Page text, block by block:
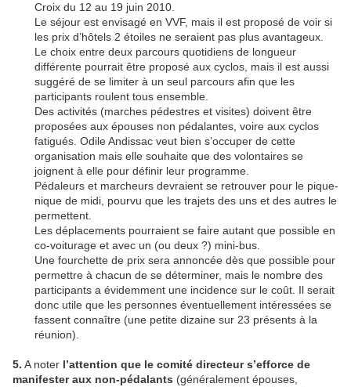
Croix du 12 au 19 juin 2010.
Le séjour est envisagé en VVF, mais il est proposé de voir si
les prix d’hôtels 2 étoiles ne seraient pas plus avantageux.
Le choix entre deux parcours quotidiens de longueur
différente pourrait être proposé aux cyclos, mais il est aussi
suggéré de se limiter à un seul parcours afin que les
participants roulent tous ensemble.
Des activités (marches pédestres et visites) doivent être
proposées aux épouses non pédalantes, voire aux cyclos
fatigués. Odile Andissac veut bien s’occuper de cette
organisation mais elle souhaite que des volontaires se
joignent à elle pour définir leur programme.
Pédaleurs et marcheurs devraient se retrouver pour le pique-
nique de midi, pourvu que les trajets des uns et des autres le
permettent.
Les déplacements pourraient se faire autant que possible en
co-voiturage et avec un (ou deux ?) mini-bus.
Une fourchette de prix sera annoncée dès que possible pour
permettre à chacun de se déterminer, mais le nombre des
participants a évidemment une incidence sur le coût. Il serait
donc utile que les personnes éventuellement intéressées se
fassent connaître (une petite dizaine sur 23 présents à la
réunion).
5. A noter l’attention que le comité directeur s’efforce de
manifester aux non-pédalants (généralement épouses,